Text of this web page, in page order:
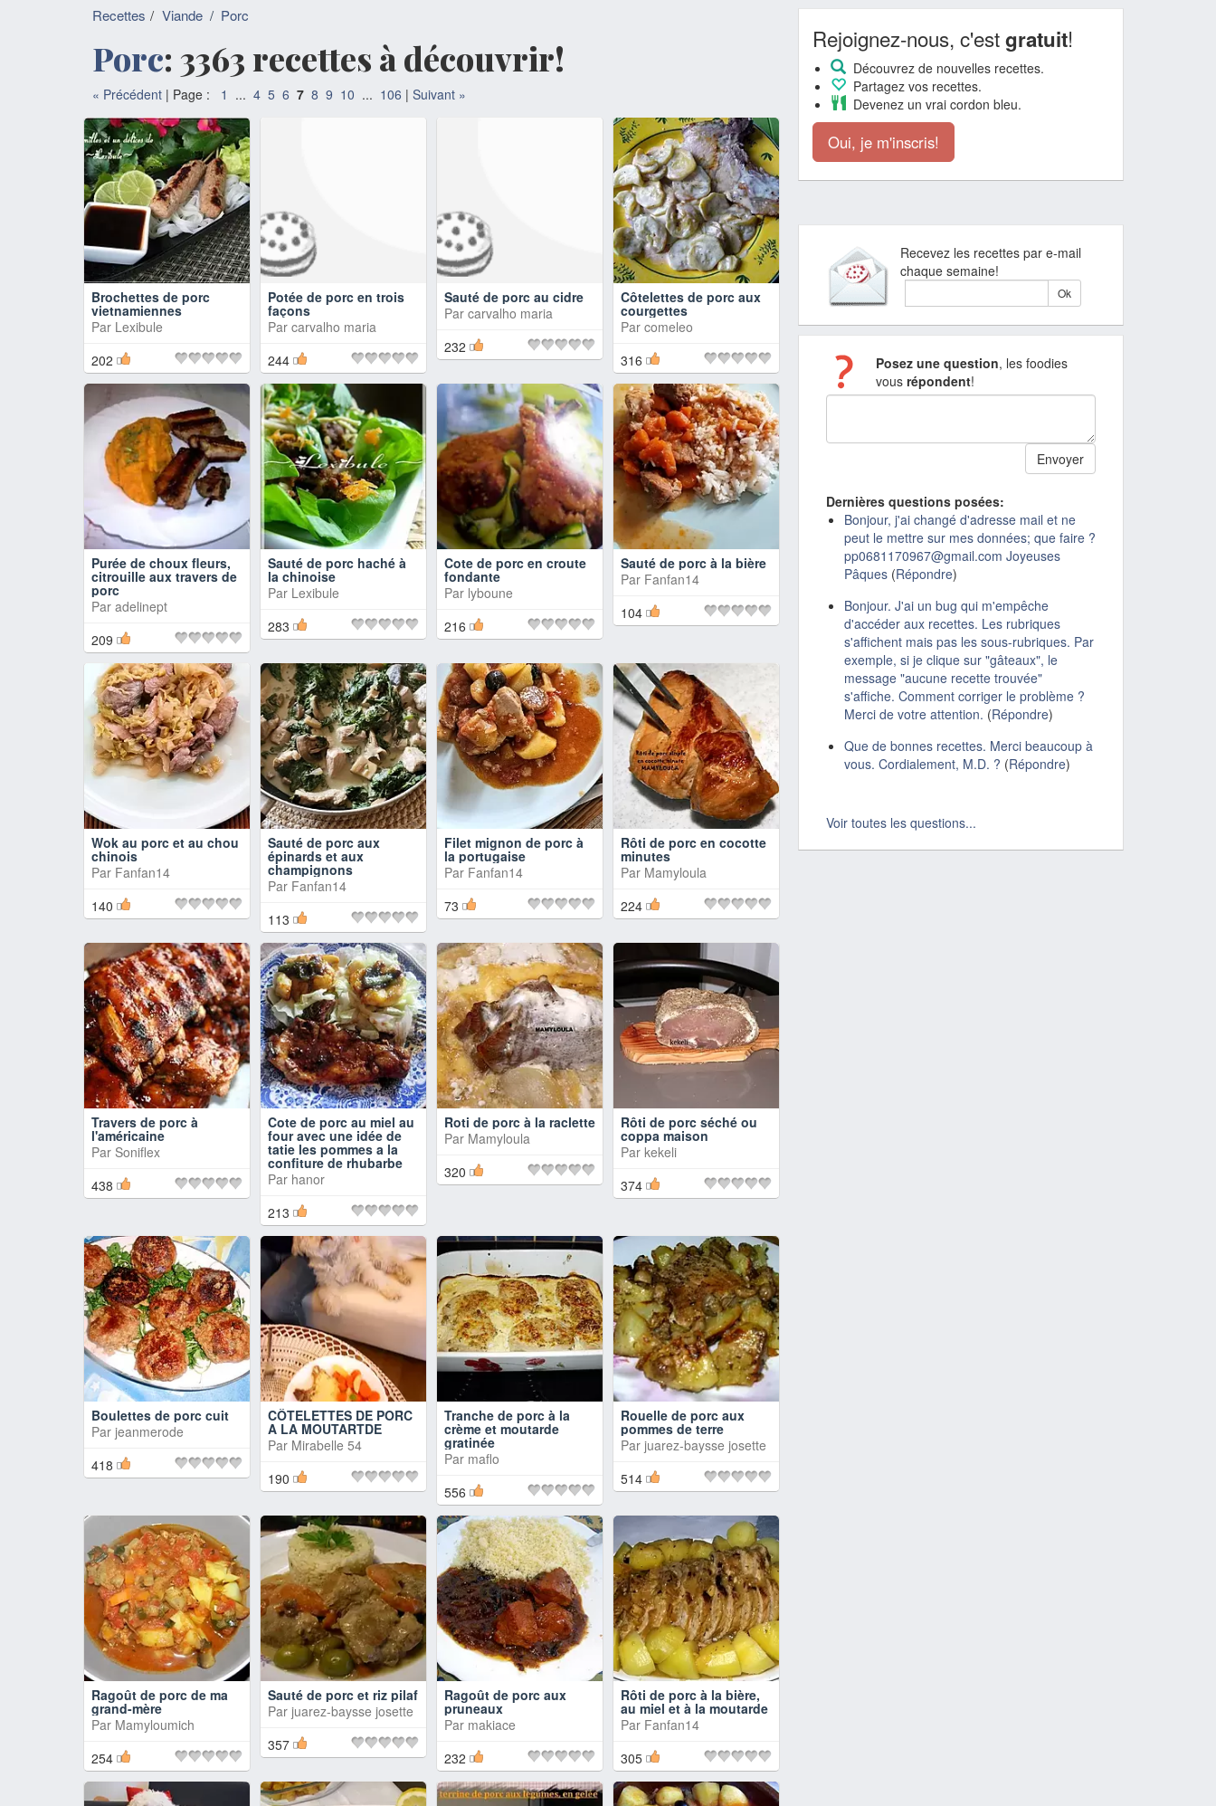
Recettes Viande / Porc
Porc: 3363 recettes à découvrir!
« Précédent | Page : 1 ... 4 5 6 7 8 9 10 ... 106 | Suivant »
Brochettes de porc
vietnamiennes
Par Lexibule
202
Potée de porc en trois
façons
Par carvalho maria
244
Sauté de porc au cidre
Par carvalho maria
232
Côtelettes de porc aux
courgettes
Par comeleo
316
Purée de choux fleurs,
citrouille aux travers de
porc
Par adelinept
209
Sauté de porc haché à
la chinoise
Par Lexibule
283
Cote de porc en croute
fondante
Par lyboune
216
Sauté de porc à la bière
Par Fanfan14
104
Wok au porc et au chou
chinois
Par Fanfan14
140
Sauté de porc aux
épinards et aux
champignons
Par Fanfan14
113
Filet mignon de porc à
la portugaise
Par Fanfan14
73
Rôti de porc en cocotte
minutes
Par Mamyloula
224
Travers de porc à
l'américaine
Par Soniflex
438
Cote de porc au miel au
four avec une idée de
tatie les pommes a la
confiture de rhubarbe
Par hanor
213
Roti de porc à la raclette
Par Mamyloula
320
Rôti de porc séché ou
coppa maison
Par kekeli
374
Boulettes de porc cuit
Par jeanmerode
418
CÔTELETTES DE PORC
A LA MOUTARTDE
Par Mirabelle 54
190
Tranche de porc à la
crème et moutarde
gratinée
Par maflo
556
Rouelle de porc aux
pommes de terre
Par juarez-baysse josette
514
Ragoût de porc de ma
grand-mère
Par Mamyloumich
254
Sauté de porc et riz pilaf
Par juarez-baysse josette
357
Ragoût de porc aux
pruneaux
Par makiace
232
Rôti de porc à la bière,
au miel et à la moutarde
Par Fanfan14
305
Rejoignez-nous, c'estgratuit!
Découvrez de nouvelles recettes.
Partagez vos recettes.
Devenez un vrai cordon bleu.
Oui, je m'inscris!
Recevez les recettes par e-mail
chaque semaine!
Posez une question, les foodies
vous répondent!
Dernières questions posées:
Bonjour, j'ai changé d'adresse mail et ne
peut le mettre sur mes données; que faire ?
pp0681170967@gmail.com Joyeuses
Pâques (Répondre)
Bonjour. J'ai un bug qui m'empêche
d'accéder aux recettes. Les rubriques
s'affichent mais pas les sous-rubriques. Par
exemple, si je clique sur "gâteaux", le
message "aucune recette trouvée"
s'affiche. Comment corriger le problème ?
Merci de votre attention. (Répondre)
Que de bonnes recettes. Merci beaucoup à
vous. Cordialement, M.D. ? (Répondre)
Voir toutes les questions...